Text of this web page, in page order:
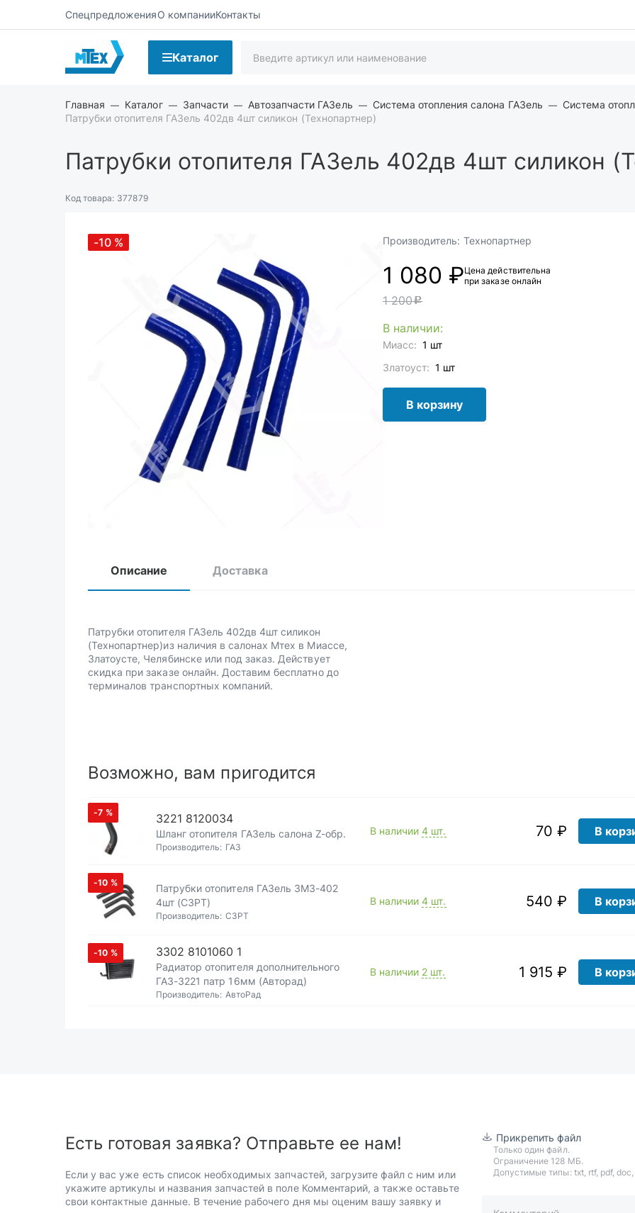
СпецпредложенияО компанииКонтакты
Каталог
Главная Каталог Запчасти Автозапчасти ГАЗель Система отопления салона ГАЗель
Система
Патрубки отопителя ГАЗель 402дв 4шт силикон (Технопартнер)
Патрубки отопителя ГАЗель 402дв 4шт силикон
Код товара: 377879
-10 % Производитель: Технопартнер
1 080 ₽Цена действительна
при заказе онлайн
1 200c
В наличии:
Миасс: 1 шт
Златоуст: 1 шт
В корзину
Описание Доставка
Патрубки отопителя ГАЗель 402дв 4шт силикон
(Технопартнер)из наличия в салонах Мтех в Миассе,
Златоусте, Челябинске или под заказ. Действует
скидка при заказе онлайн. Доставим бесплатно до
терминалов транспортных компаний.
Возможно, вам пригодится
-7 % 3221 8120034
Шланг отопителя ГАЗель салона Z-обр.
Производитель: ГАЗ
В наличии 4 шт. 70 ₽ В
-10 %
Патрубки отопителя ГАЗель ЗМЗ-402
4шт (СЗРТ)
Производитель: СЗРТ
В наличии 4 шт. 540 ₽ В
-10 % 3302 8101060 1
Радиатор отопителя дополнительного
ГАЗ-3221 патр 16мм (Авторад)
Производитель: АвтоРад
В наличии 2 шт. 1 915 ₽ В
Есть готовая заявка? Отправьте ее нам!
Если у вас уже есть список необходимых запчастей, загрузите файл с ним или
укажите артикулы и названия запчастей в поле Комментарий, а также оставьте
свои контактные данные. В течение рабочего дня мы оценим вашу заявку и
Прикрепить файл
Только один файл.
Ограничение 128 МБ.
Допустимые типы: txt, rtf, pdf,